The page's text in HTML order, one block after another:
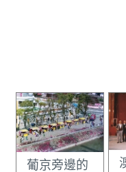
葡京旁邊的